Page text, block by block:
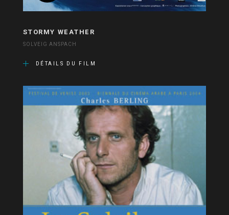
STORMY WEATHER
SOLVEIG ANSPACH
DÉTAILS DU FILM